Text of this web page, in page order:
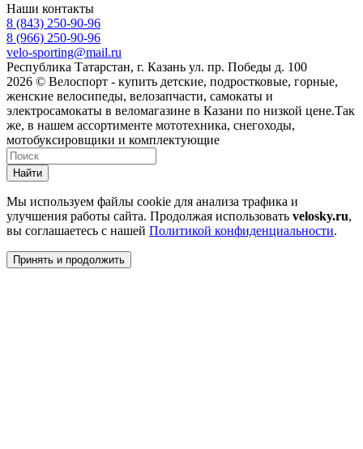
Наши контакты
8 (843) 250-90-96
8 (966) 250-90-96
velo-sporting@mail.ru
Республика Татарстан, г. Казань ул. пр. Победы д. 100
2026 © Велоспорт - купить детские, подростковые, горные,
женские велосипеды, велозапчасти, самокаты и
электросамокаты в веломагазине в Казани по низкой цене.Так
же, в нашем ассортименте мототехника, снегоходы,
мотобуксировщики и комплектующие
Найти
Мы используем файлы cookie для анализа трафика и
улучшения работы сайта. Продолжая использовать velosky.ru,
вы соглашаетесь с нашей Политикой конфиденциальности.
Принять и продолжить